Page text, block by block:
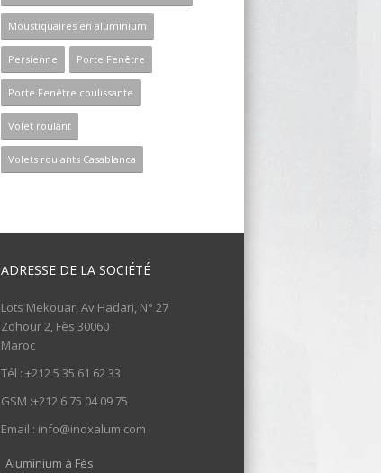
Moustiquaires en aluminium
Persienne Porte Fenêtre
Porte Fenêtre coulissante
Volet roulant
Volets roulants Casablanca
ADRESSE DE LA SOCIÉTÉ
Lots Mekouar, Av Hadari, N° 27
Zohour 2, Fès 30060
Maroc
Tél : +212 5 35 61 62 33
GSM :+212 6 75 04 09 75
Email : info@inoxalum.com
Aluminium à Fès